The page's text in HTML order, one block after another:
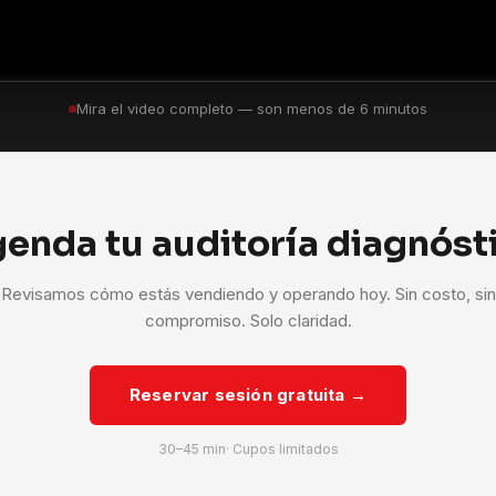
Mira el video completo — son menos de 6 minutos
tu auditoría
Revisamos cómo estás vendiendo y operando hoy. Sin costo, sin
compromiso. Solo claridad.
Reservar sesión gratuita →
30–45 min· Cupos limitados